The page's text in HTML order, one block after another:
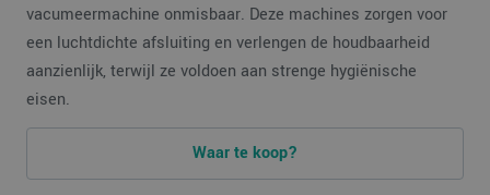
vacumeermachine onmisbaar. Deze machines zorgen voor
een luchtdichte afsluiting en verlengen de houdbaarheid
aanzienlijk, terwijl ze voldoen aan strenge hygiënische
eisen.
Waar te koop?